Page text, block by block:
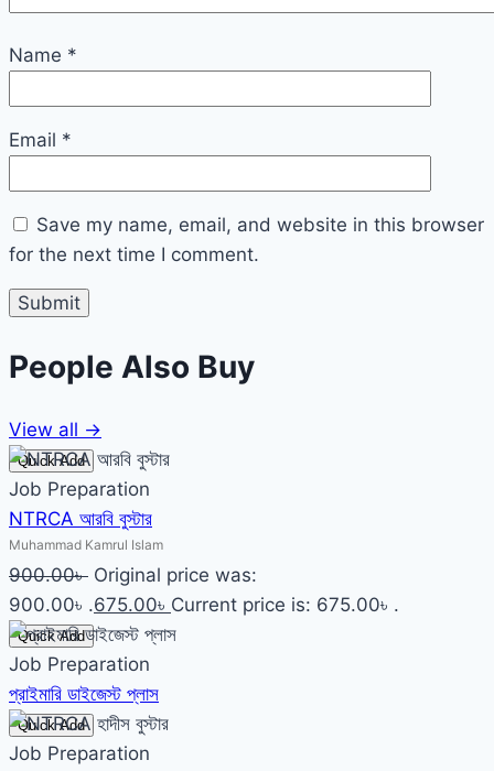
Name *
Email *
Save my name, email, and website in this browser
for the next time I comment.
People Also Buy
View all →
Quick Add
Job Preparation
NTRCA আরবি বুস্টার
Muhammad Kamrul Islam
900.00৳ Original price was:
900.00৳ .675.00৳ Current price is: 675.00৳ .
Quick Add
Job Preparation
প্রাইমারি ডাইজেস্ট প্লাস
Quick Add
Job Preparation